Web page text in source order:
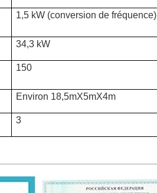
1,5 kW (conversion de fréquence)
34,3 kW
150
Environ 18,5mX5mX4m
3